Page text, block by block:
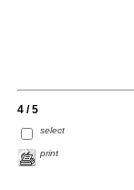
4 / 5
select
print